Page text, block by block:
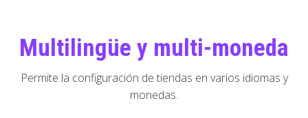
Multilingüe y multi-moneda
Permite la configuración de tiendas en varios idiomas y
monedas.